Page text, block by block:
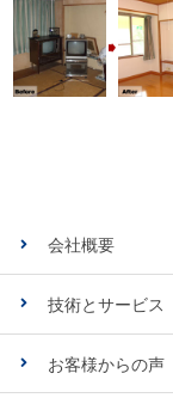
会社概要
技術とサービス
お客様からの声